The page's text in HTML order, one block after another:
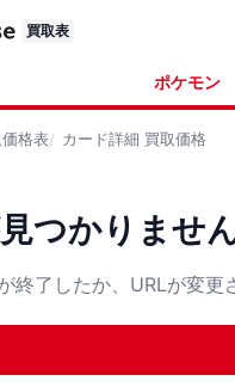
買取表
ポケモン
格表 カード詳細 買取価格
つかりませ
終了したか、URLが変更